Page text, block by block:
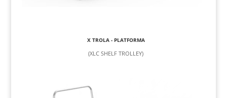
X TROLA - PLATFORMA
(XLC SHELF TROLLEY)